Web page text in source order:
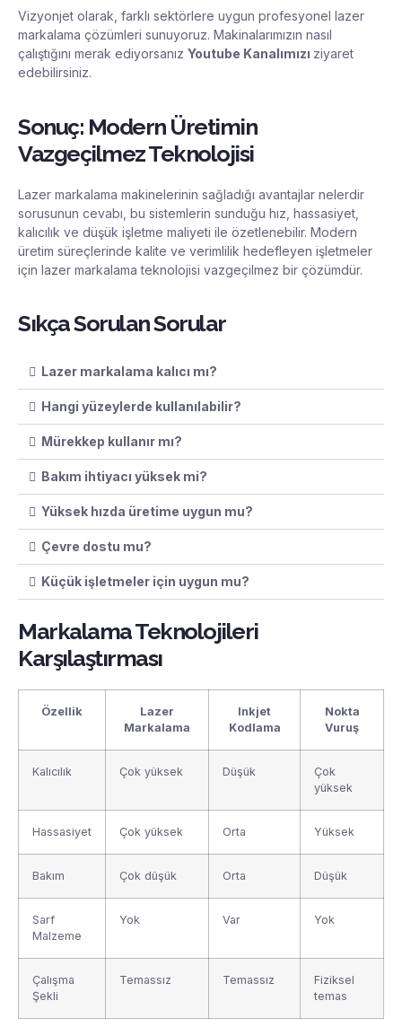
Vizyonjet olarak, farklı sektörlere uygun profesyonel lazer
markalama çözümleri sunuyoruz. Makinalarımızın nasıl
çalıştığını merak ediyorsanız Youtube Kanalımızı ziyaret
edebilirsiniz.
Sonuç: Modern Üretimin
Vazgeçilmez Teknolojisi
Lazer markalama makinelerinin sağladığı avantajlar nelerdir
sorusunun cevabı, bu sistemlerin sunduğu hız, hassasiyet,
kalıcılık ve düşük işletme maliyeti ile özetlenebilir. Modern
üretim süreçlerinde kalite ve verimlilik hedefleyen işletmeler
için lazer markalama teknolojisi vazgeçilmez bir çözümdür.
Sıkça Sorulan Sorular
Lazer markalama kalıcı mı?
Hangi yüzeylerde kullanılabilir?
Mürekkep kullanır mı?
Bakım ihtiyacı yüksek mi?
Yüksek hızda üretime uygun mu?
Çevre dostu mu?
Küçük işletmeler için uygun mu?
Markalama Teknolojileri
Karşılaştırması
Özellik
Lazer
Markalama
Inkjet
Kodlama
Nokta
Vuruş
Kalıcılık Çok yüksek Düşük
Çok
yüksek
Hassasiyet Çok yüksek Orta Yüksek
Bakım Çok düşük Orta Düşük
Sarf
Malzeme
Yok Var Yok
Çalışma
Şekli
Temassız Temassız
Fiziksel
temas